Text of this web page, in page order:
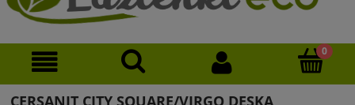
CERSANIT CITY SQUARE/VIRGO DESKA